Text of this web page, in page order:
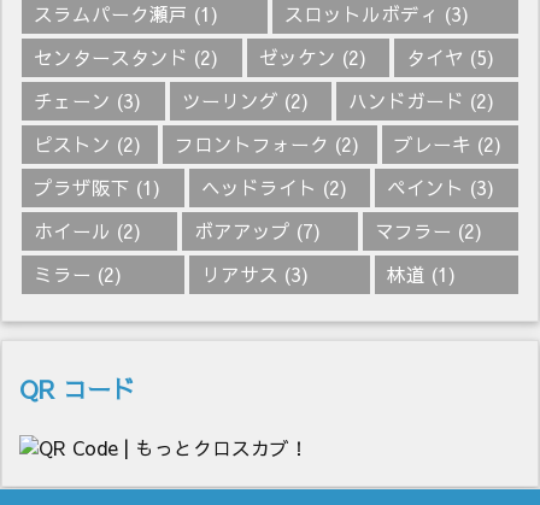
スラムパーク瀬戸 (1) スロットルボディ (3)
センタースタンド (2) ゼッケン (2) タイヤ (5)
チェーン (3) ツーリング (2) ハンドガード (2)
ピストン (2) フロントフォーク (2) ブレーキ (2)
プラザ阪下 (1) ヘッドライト (2) ペイント (3)
ホイール (2) ボアアップ (7) マフラー (2)
ミラー (2) リアサス (3) 林道 (1)
QR コード